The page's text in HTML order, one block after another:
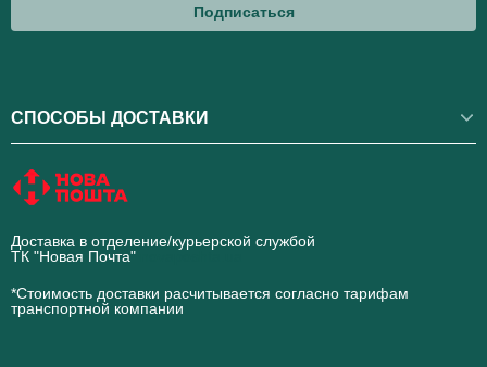
Подписаться
СПОСОБЫ ДОСТАВКИ
Доставка в отделение/курьерской службой
ТК "Новая Почта"
*Стоимость доставки расчитывается согласно тарифам
транспортной компании